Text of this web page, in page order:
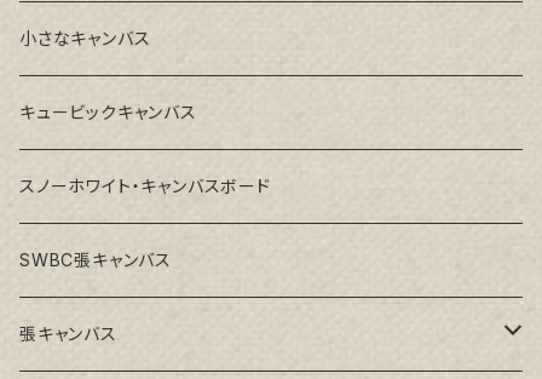
小さなキャンバス
キュービックキャンバス
スノーホワイト・キャンバスボード
SWBC張キャンバス
張キャンバス